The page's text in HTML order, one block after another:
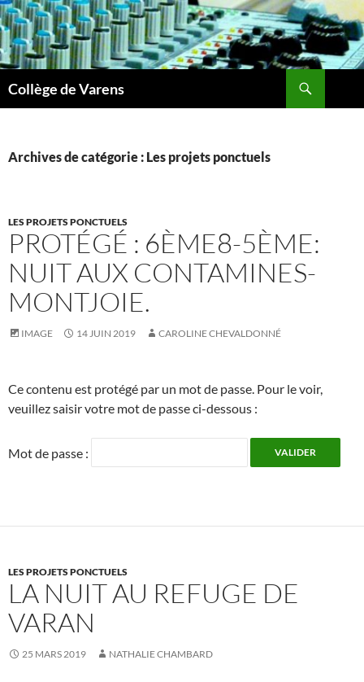
Aller
au
contenu
Collège de Varens
Archives de catégorie : Les projets ponctuels
LES PROJETS PONCTUELS
PROTÉGÉ : 6ÈME8-5ÈME:
NUIT AUX CONTAMINES-
MONTJOIE.
IMAGE 14 JUIN 2019 CAROLINE CHEVALDONNÉ
Ce contenu est protégé par un mot de passe. Pour le voir,
veuillez saisir votre mot de passe ci-dessous :
Mot de passe :
LES PROJETS PONCTUELS
LA NUIT AU REFUGE DE
VARAN
25 MARS 2019 NATHALIE CHAMBARD